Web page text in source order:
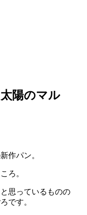
陽のマル
作パン。
ろ。
思っているものの
です。